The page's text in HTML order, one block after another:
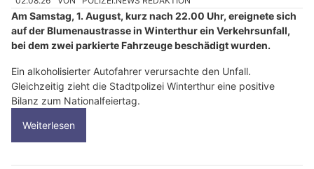
Am Samstag, 1. August, kurz nach 22.00 Uhr, ereignete sich
auf der Blumenaustrasse in Winterthur ein Verkehrsunfall,
bei dem zwei parkierte Fahrzeuge beschädigt wurden.
Ein alkoholisierter Autofahrer verursachte den Unfall.
Gleichzeitig zieht die Stadtpolizei Winterthur eine positive
Bilanz zum Nationalfeiertag.
Weiterlesen